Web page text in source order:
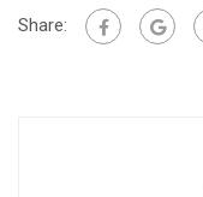
Share: